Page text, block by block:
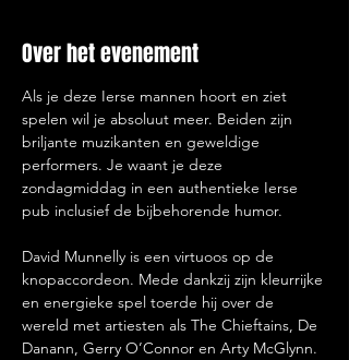
Over het evenement
Als je deze Ierse mannen hoort en ziet
spelen wil je absoluut meer. Beiden zijn
briljante muzikanten en geweldige
performers. Je waant je deze
zondagmiddag in een authentieke Ierse
pub inclusief de bijbehorende humor.
David Munnelly is een virtuoos op de
knopaccordeon. Mede dankzij zijn kleurrijke
en energieke spel toerde hij over de
wereld met artiesten als The Chieftains, De
Danann, Gerry O’Connor en Arty McGlynn.